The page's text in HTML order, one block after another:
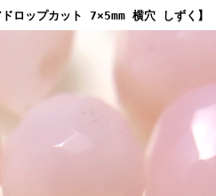
ロップカット 7×5mm 横穴 しずく】